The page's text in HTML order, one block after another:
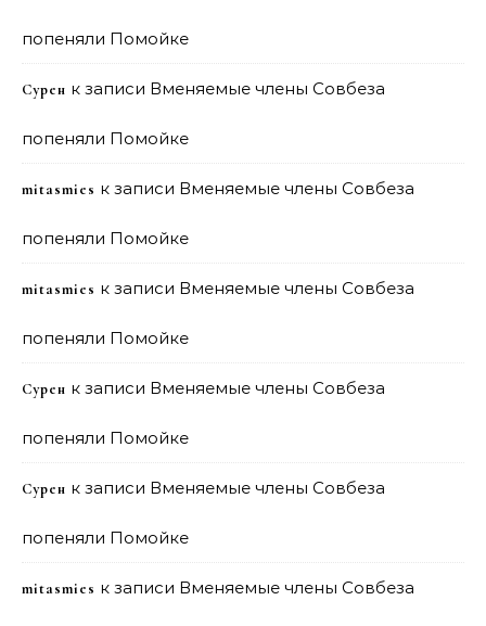
попеняли Помойке
Сурен к записи Вменяемые члены Совбеза
попеняли Помойке
mitasmies к записи Вменяемые члены Совбеза
попеняли Помойке
mitasmies к записи Вменяемые члены Совбеза
попеняли Помойке
Сурен к записи Вменяемые члены Совбеза
попеняли Помойке
Сурен к записи Вменяемые члены Совбеза
попеняли Помойке
mitasmies к записи Вменяемые члены Совбеза